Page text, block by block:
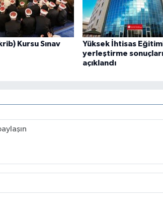
Kursu Sınav
Yüksek İhtisas
yerleştirme sonuçları
açıklandı